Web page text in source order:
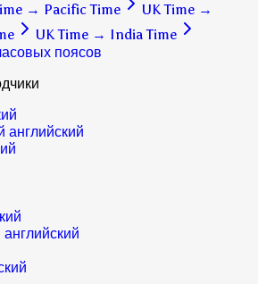
→ Pacific Time UK Time →
UK Time → India Time
поясов
английский